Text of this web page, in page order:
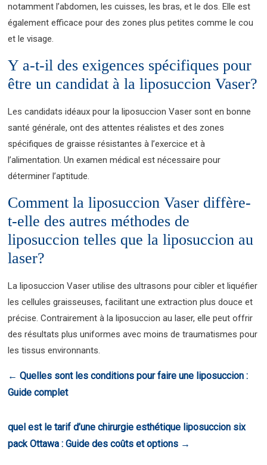
notamment l’abdomen, les cuisses, les bras, et le dos. Elle est
également efficace pour des zones plus petites comme le cou
et le visage.
Y a-t-il des exigences spécifiques pour
être un candidat à la liposuccion Vaser?
Les candidats idéaux pour la liposuccion Vaser sont en bonne
santé générale, ont des attentes réalistes et des zones
spécifiques de graisse résistantes à l’exercice et à
l’alimentation. Un examen médical est nécessaire pour
déterminer l’aptitude.
Comment la liposuccion Vaser diffère-
t-elle des autres méthodes de
liposuccion telles que la liposuccion au
laser?
La liposuccion Vaser utilise des ultrasons pour cibler et liquéfier
les cellules graisseuses, facilitant une extraction plus douce et
précise. Contrairement à la liposuccion au laser, elle peut offrir
des résultats plus uniformes avec moins de traumatismes pour
les tissus environnants.
← Quelles sont les conditions pour faire une liposuccion :
Guide complet
quel est le tarif d’une chirurgie esthétique liposuccion six
pack Ottawa : Guide des coûts et options →